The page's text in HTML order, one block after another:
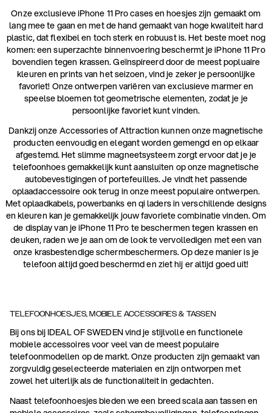
Onze exclusieve iPhone 11 Pro cases en hoesjes zijn gemaakt om
lang mee te gaan en met de hand gemaakt van hoge kwaliteit hard
plastic, dat flexibel en toch sterk en robuust is. Het beste moet nog
komen: een superzachte binnenvoering beschermt je iPhone 11 Pro
bovendien tegen krassen. Geïnspireerd door de meest popluaire
kleuren en prints van het seizoen, vind je zeker je persoonlijke
favoriet! Onze ontwerpen variëren van exclusieve marmer en
speelse bloemen tot geometrische elementen, zodat je je
persoonlijke favoriet kunt vinden.
Dankzij onze Accessories of Attraction kunnen onze magnetische
producten eenvoudig en elegant worden gemengd en op elkaar
afgestemd. Het slimme magneetsysteem zorgt ervoor dat je je
telefoonhoes gemakkelijk kunt aansluiten op onze magnetische
autobevestigingen of portefeuilles. Je vindt het passende
oplaadaccessoire ook terug in onze meest populaire ontwerpen.
Met oplaadkabels, powerbanks en qi laders in verschillende designs
en kleuren kan je gemakkelijk jouw favoriete combinatie vinden. Om
de display van je iPhone 11 Pro te beschermen tegen krassen en
deuken, raden we je aan om de look te vervolledigen met een van
onze krasbestendige schermbeschermers. Op deze manier is je
telefoon altijd goed beschermd en ziet hij er altijd goed uit!
TELEFOONHOESJES, MOBIELE ACCESSOIRES & TASSEN
Bij ons bij IDEAL OF SWEDEN vind je stijlvolle en functionele
mobiele accessoires voor veel van de meest populaire
telefoonmodellen op de markt. Onze producten zijn gemaakt van
zorgvuldig geselecteerde materialen en zijn ontworpen met
zowel het uiterlijk als de functionaliteit in gedachten.
Naast telefoonhoesjes bieden we een breed scala aan tassen en